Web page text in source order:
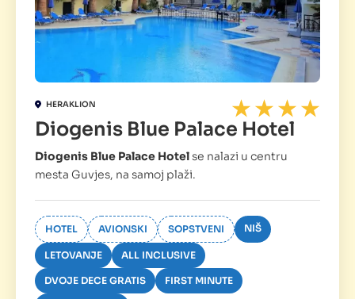
HERAKLION
Diogenis Blue Palace Hotel
Diogenis Blue Palace Hotelse nalazi u centru
mesta Guvjes, na samoj plaži.
HOTEL AVIONSKI SOPSTVENI NIŠ
LETOVANJE ALL INCLUSIVE
DVOJE DECE GRATIS FIRST MINUTE